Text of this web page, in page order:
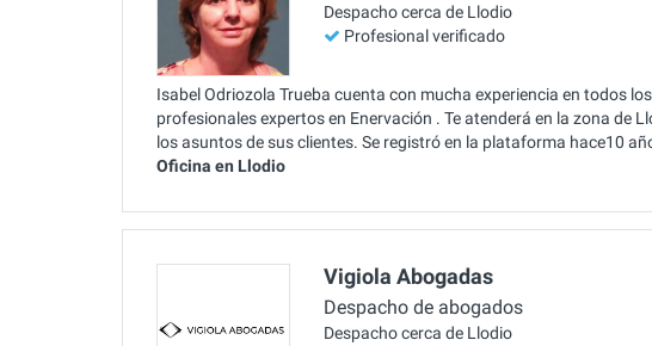
Despacho cerca de Llodio
Profesional verificado
Isabel Odriozola Trueba cuenta con mucha experiencia en todos
profesionales expertos en Enervación . Te atenderá en la zona de
los asuntos de sus clientes. Se registró en la plataforma hace10
Oficina en Llodio
Vigiola Abogadas
Despacho de abogados
Despacho cerca de Llodio